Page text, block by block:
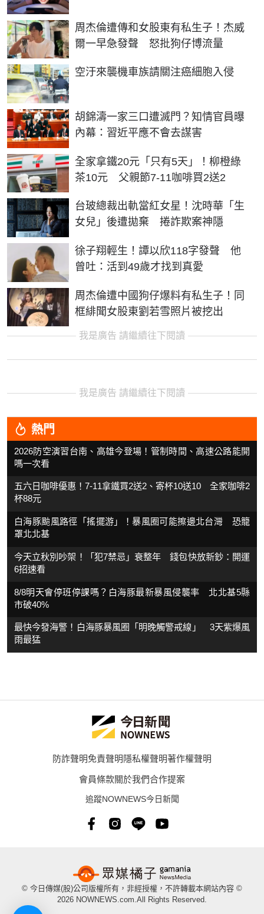
周杰倫遭傳和女股東有私生子！杰威
爾一早急發聲 怒批狗仔博流量
空汙來襲機車族請關注癌細胞入侵
PR
胡錦濤一家三口遭滅門？知情官員曝
內幕：習近平應不會去謀害
全家拿鐵20元「只有5天」！柳橙綠
茶10元 父親節7-11咖啡買2送2
台玻總裁出軌當紅女星！沈時華「生
女兒」後遭拋棄 捲詐欺案神隱
徐子翔輕生！譚以欣118字發聲 他
曾吐：活到49歲才找到真愛
周杰倫遭中國狗仔爆料有私生子！同
框緋聞女股東劉若雪照片被挖出
我是廣告 請繼續往下閱讀
我是廣告 請繼續往下閱讀
熱門
2026防空演習台南、高雄今登場！管制時間、高速公路能開
嗎一次看
五六日咖啡優惠！7-11拿鐵買2送2、寄杯10送10 全家咖啡2
杯88元
白海豚颱風路徑「搖擺游」！暴風圈可能擦邊北台灣 恐籠
罩北北基
今天立秋別吵架！「犯7禁忌」衰整年 錢包快放新鈔：開運
6招速看
8/8明天會停班停課嗎？白海豚最新暴風侵襲率 北北基5縣
市破40%
最快今發海警！白海豚暴風圈「明晚觸警戒線」 3天紫爆風
雨最猛
防詐聲明免責聲明隱私權聲明著作權聲明
會員條款關於我們合作提案
追蹤NOWNEWS今日新聞
© 今日傳媒(股)公司版權所有，非經授權，不許轉載本網站內容 ©
2026 NOWNEWS.com.All Rights Reserved.